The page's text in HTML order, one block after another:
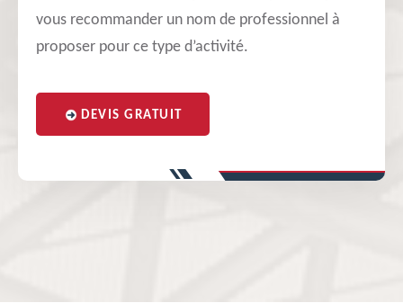
vous recommander un nom de professionnel à
proposer pour ce type d’activité.
DEVIS GRATUIT